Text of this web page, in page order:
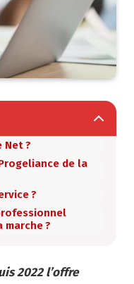
Net ?
de la
?
marche ?
2022 l’offre